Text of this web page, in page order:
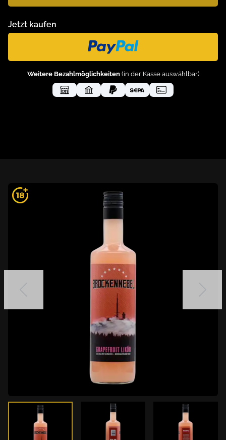
Jetzt kaufen
Weitere Bezahlmöglichkeiten(in der Kasse auswählbar)